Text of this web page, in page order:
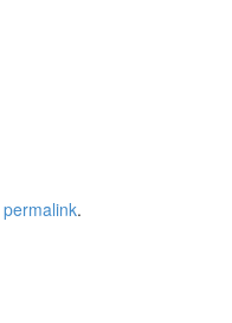
permalink.